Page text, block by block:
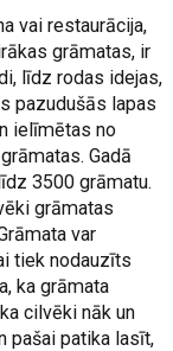
vai restaurācija,
grāmatas, ir
līdz rodas idejas,
pazudušās lapas
ielīmētas no
Gadā
3500 grāmatu.
grāmatas
var
tiek nodauzīts
ka grāmata
cilvēki nāk un
pašai patika lasīt,